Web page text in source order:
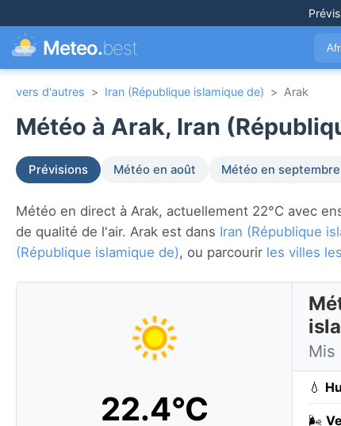
Meteo.best
vers d'autres > Iran (République islamique de) > Arak
Météo à Arak, Iran
Prévisions Météo en août Météo en septembre
Météo en direct à Arak, actuellement 22°C avec
de qualité de l'air. Arak est dans Iran (République
(République islamique de), ou parcourir les villes
22.4°C
Mis
💧
🌬️